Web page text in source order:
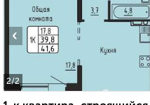
2/2
‹